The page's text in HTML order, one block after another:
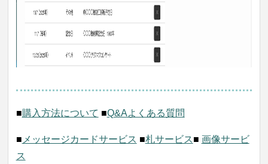
■購入方法について ■Q&Aよくある質問
■ メッセージカードサービス ■札サービス■ 画像サービ
ス